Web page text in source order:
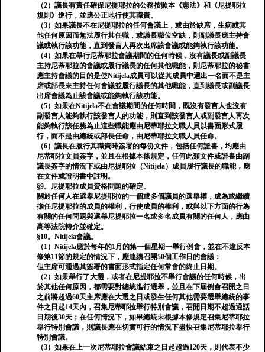
（2）議長有責任確保尼提耶拉的公務按照本《憲法》和《尼提耶拉
規則》進行，並應公正地行使其職責。
（3）如果議長不在尼提耶拉的任何會議上，或由於缺席，生病或其
他任何原因而無法履行其任職，或議長職位空缺，則副議長應主持會
議或執行該功能，直到發言人再次出席該會議或能夠執行該功能。
（4）如果在舉行尼蒂耶拉會議期間的任何時候，沒有議長或副議長
主持尼蒂耶拉的會議或履行議長的任何其他職能，則尼蒂耶拉的秘書
應主持會議的目的是使Nitijela成員可以從其成員中選出一名而不是主
席或部長來主持任何會議並履行議長的其他職能，直到議長或副議長
出席會議為止該會議或能夠執行該功能。
（5）如果在Nitijela不在會議期間的任何時間，既沒有發言人也沒有
副發言人能夠執行該發言人的功能，則直到該發言人或副發言人再次
能夠執行該任務為止這些職能應由尼蒂耶拉文職人員以書面形式履
行，而不是由總統或部長任命，由尼蒂耶拉文職人員任命。
（6）議長在履行其職責時簽署的每份文件，包括任何證書，均應由
尼蒂耶拉文員簽字，並且在根據本條規定，任何此類文件或證書由副
議長簽字的情況下或由尼提耶拉（Nitijela）成員履行議長的職能，應
在文件或證明書中註明。
§9。尼提耶拉成員資格問題的確定。
關於任何人在選舉尼提耶拉的一個或多個議員的選舉權，成為或繼續
擔任尼提耶拉的成員的權利，行使成員的權利，或與以下方面的行為
有關的任何問題與選舉尼提耶拉一名或多名成員有關的任何人，應由
高等法院轉介並確定。
§10。Nitijela會議。
（1）Nitijela應於每年的1月的第一個星期一舉行例會，並在不違反本
條第11節的規定的情況下，應連續召開50個工作日的會議：
但主席可通過其簽署的書面形式指定任何常會的終止日期。
（2）如果舉行了大選，或者在尼提耶拉不舉行會議的任何時候，出
於其他任何原因，都需要對總統進行選舉，並且在下屆例會召開之日
之前將超過60天主席應在大選之日或發生任何其他需要選舉總統的事
件之日起14天內，召集尼蒂耶拉舉行特別會議，召開日期不超過通話
日期後30天；在任何情況下，如果總統未根據本條規定召集尼蒂耶拉
舉行特別會議，則議長應在切實可行的情況下盡快召集尼蒂耶拉舉行
特別會議。
（3）如果在上一次尼蒂耶拉會議結束之日起超過120天，則代表不少